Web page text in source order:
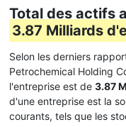
Total des actifs
3.87 Milliards
Selon les derniers
Petrochemical Holding
l'entreprise est de 3.87
d'une entreprise est la
courants, tels que les